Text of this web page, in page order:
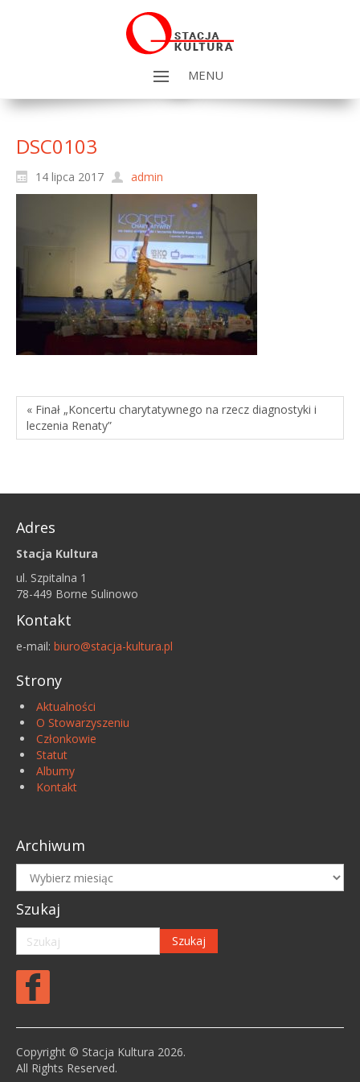
MENU
DSC0103
14 lipca 2017 admin
« Finał „Koncertu charytatywnego na rzecz diagnostyki i
leczenia Renaty”
Adres
Stacja Kultura
ul. Szpitalna 1
78-449 Borne Sulinowo
Kontakt
e-mail: biuro@stacja-kultura.pl
Strony
Aktualności
O Stowarzyszeniu
Członkowie
Statut
Albumy
Kontakt
Archiwum
Archiwum
Szukaj
Copyright © Stacja Kultura 2026.
All Rights Reserved.